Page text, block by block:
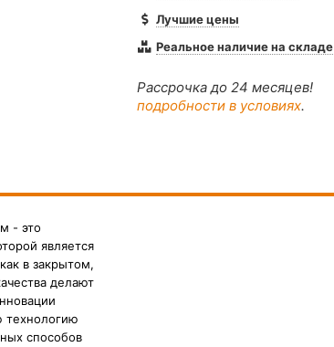
Лучшие цены
Реальное наличие на складе
Рассрочка до 24 месяцев!
подробности в условиях.
- это
является
в закрытом,
делают
технологию
способов